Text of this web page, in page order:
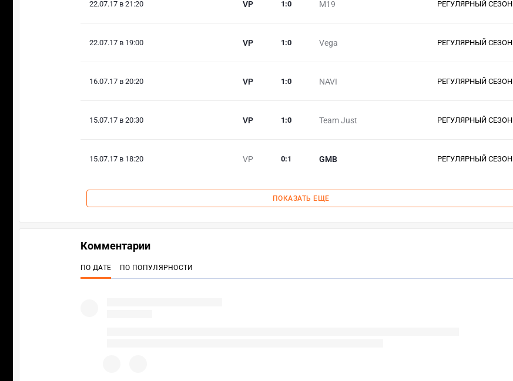
22.07.17 в 21:20 VP M19
1 :0 РЕГУЛЯРНЫЙ СЕЗОН
22.07.17 в 19:00 VP Vega
1 :0 РЕГУЛЯРНЫЙ СЕЗОН
16.07.17 в 20:20 VP NAVI
1 :0 РЕГУЛЯРНЫЙ СЕЗОН
15.07.17 в 20:30 VP Team Just
1 :0 РЕГУЛЯРНЫЙ СЕЗОН
15.07.17 в 18:20 VP GMB
0:1 РЕГУЛЯРНЫЙ СЕЗОН
ПОКАЗАТЬ ЕЩЕ
Комментарии
ПО ДАТЕ ПО ПОПУЛЯРНОСТИ